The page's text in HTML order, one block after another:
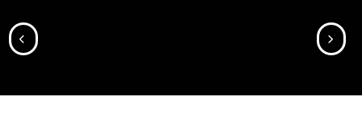
SIIRRY EDELLISEEN